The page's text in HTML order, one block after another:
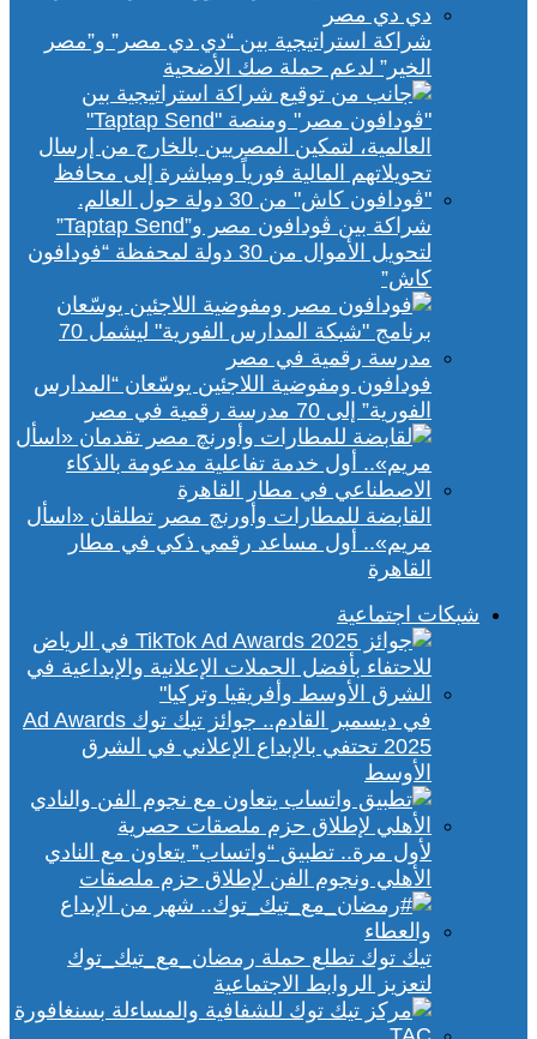
شراكة استراتيجية بين “دي دي مصر” و”مصر
الخير” لدعم حملة صك الأضحية
شراكة بين ڤودافون مصر و”Taptap Send”
لتحويل الأموال من 30 دولة لمحفظة “فودافون
كاش”
فودافون ومفوضية اللاجئين يوسّعان “المدارس
الفورية” إلى 70 مدرسة رقمية في مصر
القابضة للمطارات وأورنچ مصر تطلقان «اسأل
مريم».. أول مساعد رقمي ذكي في مطار
القاهرة
شبكات اجتماعية
في ديسمبر القادم.. جوائز تيك توك Ad Awards
2025 تحتفي بالإبداع الإعلاني في الشرق
الأوسط
لأول مرة.. تطبيق “واتساب” يتعاون مع النادي
الأهلي ونجوم الفن لإطلاق حزم ملصقات
تيك توك تطلع حملة رمضان_مع_تيك_توك
لتعزيز الروابط الاجتماعية